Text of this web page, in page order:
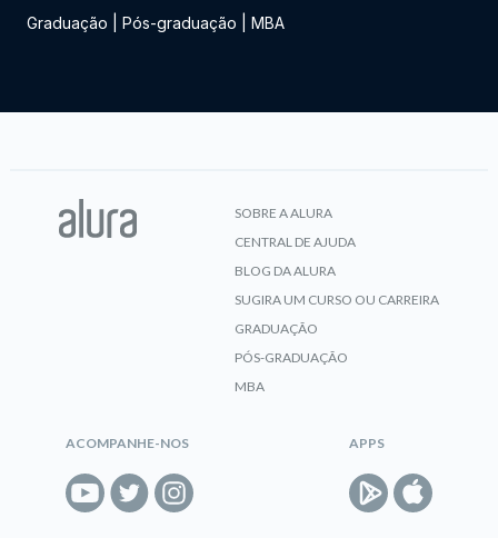
Graduação Pós-graduação MBA
SOBRE A ALURA
CENTRAL DE AJUDA
BLOG DA ALURA
SUGIRA UM CURSO OU CARREIRA
GRADUAÇÃO
PÓS-GRADUAÇÃO
MBA
ACOMPANHE-NOS APPS